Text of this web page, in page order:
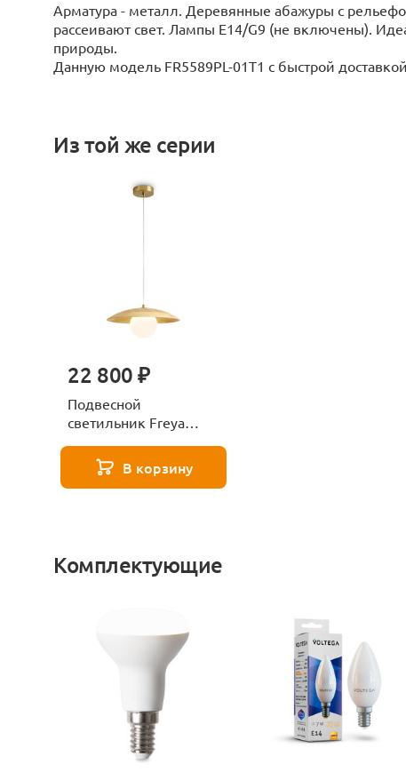
Арматура - металл. Деревянные абажуры с
рассеивают свет. Лампы E14/G9 (не включены).
природы.
Данную модель FR5589PL-01T1 с быстрой
Из той же серии
22 800 ₽
Подвесной
светильник Freya
В корзину
Комплектующие